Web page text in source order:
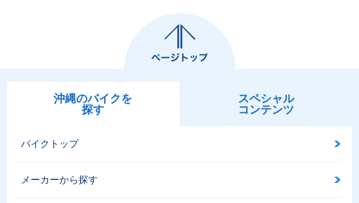
沖縄のバイクを
探す
スペシャル
コンテンツ
バイクトップ
メーカーから探す